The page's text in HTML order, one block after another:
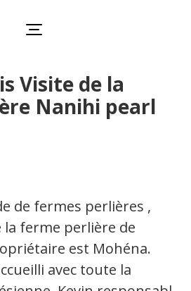
Visite de la
Nanihi pearl
de fermes perlières ,
la ferme perlière de
est Mohéna.
avec toute la